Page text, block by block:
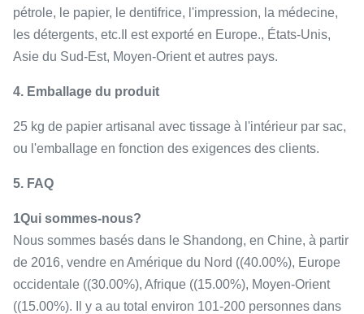
pétrole, le papier, le dentifrice, l'impression, la médecine,
les détergents, etc.Il est exporté en Europe., États-Unis,
Asie du Sud-Est, Moyen-Orient et autres pays.
4. Emballage du produit
25 kg de papier artisanal avec tissage à l'intérieur par sac,
ou l'emballage en fonction des exigences des clients.
5. FAQ
1Qui sommes-nous?
Nous sommes basés dans le Shandong, en Chine, à partir
de 2016, vendre en Amérique du Nord ((40.00%), Europe
occidentale ((30.00%), Afrique ((15.00%), Moyen-Orient
((15.00%). Il y a au total environ 101-200 personnes dans